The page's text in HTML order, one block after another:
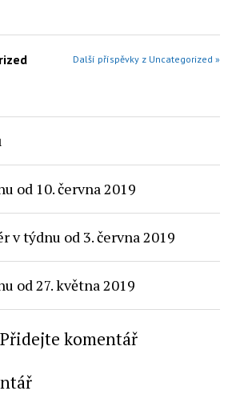
Další příspěvky z Uncategorized »
od 10. června 2019
v týdnu od 3. června 2019
od 27. května 2019
komentář